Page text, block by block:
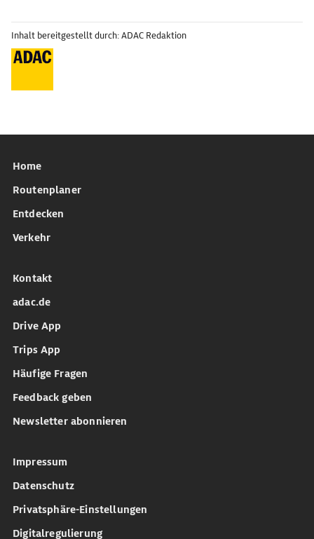
Inhalt bereitgestellt durch: ADAC Redaktion
Home
Routenplaner
Entdecken
Verkehr
Kontakt
adac.de
Drive App
Trips App
Häufige Fragen
Feedback geben
Newsletter abonnieren
Impressum
Datenschutz
Privatsphäre-Einstellungen
Digitalregulierung